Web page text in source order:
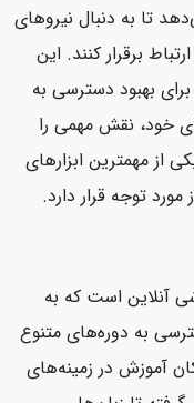
تا به دنبال نیروهای
برقرار کنند. این
بهبود دسترسی به
نقش مهمی را
از مهمترین ابزارهای
توجه قرار دارد.
آنلاین است که به
به دوره‌های متنوع
آموزش در زمینه‌های